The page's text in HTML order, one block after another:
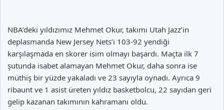
NBA’deki yıldızımız Mehmet Okur, takımı Utah Jazz’in
deplasmanda New Jersey Nets’i 103-92 yendiği
karşılaşmada en skorer isim olmayı başardı. Maçta ilk 7
şutunda isabet alamayan Mehmet Okur, daha sonra ise
müthiş bir yüzde yakaladı ve 23 sayıyla oynadı. Ayrıca 9
ribaunt ve 1 asist üreten yıldız basketbolcu, 22 sayıdan geri
gelip kazanan takımının kahramanı oldu.